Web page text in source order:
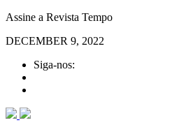
Assine a Revista Tempo
DECEMBER 9, 2022
Siga-nos: